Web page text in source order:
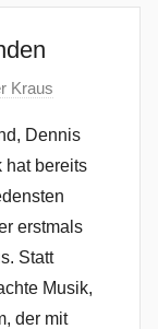
Kraus
Dennis
hat bereits
erstmals
Statt
Musik,
der mit